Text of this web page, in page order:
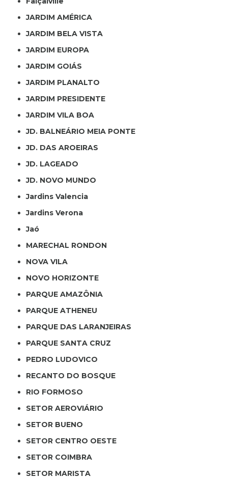
JARDIM AMÉRICA
JARDIM BELA VISTA
JARDIM EUROPA
JARDIM GOIÁS
JARDIM PLANALTO
JARDIM PRESIDENTE
JARDIM VILA BOA
JD. BALNEÁRIO MEIA PONTE
JD. DAS AROEIRAS
JD. LAGEADO
JD. NOVO MUNDO
Jardins Valencia
Jardins Verona
Jaó
MARECHAL RONDON
NOVA VILA
NOVO HORIZONTE
PARQUE AMAZÔNIA
PARQUE ATHENEU
PARQUE DAS LARANJEIRAS
PARQUE SANTA CRUZ
PEDRO LUDOVICO
RECANTO DO BOSQUE
RIO FORMOSO
SETOR AEROVIÁRIO
SETOR BUENO
SETOR CENTRO OESTE
SETOR COIMBRA
SETOR MARISTA